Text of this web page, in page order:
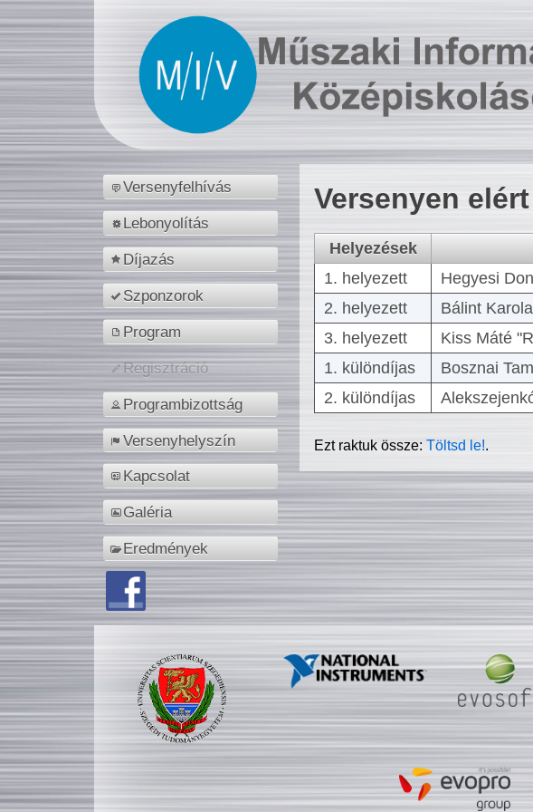
Versenyfelhívás
Lebonyolítás
Díjazás
Szponzorok
Program
Regisztráció
Programbizottság
Versenyhelyszín
Kapcsolat
Galéria
Eredmények
Versenyen
Helyezések
1. helyezett
Hegyesi
2. helyezett
Bálint
3. helyezett
Kiss Máté
1. különdíjas
Bosznai
2. különdíjas
Ezt raktuk össze:Töltsd le!.